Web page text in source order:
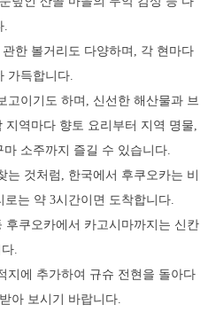
한 볼거리도 다양하며, 각 현마다
가득합니다.
고이기도 하며, 신선한 해산물과 브
역마다 향토 요리부터 지역 명물,
소주까지 즐길 수 있습니다.
는 것처럼, 한국에서 후쿠오카는 비
는 약 3시간이면 도착합니다.
후쿠오카에서 카고시마까지는 신칸
.
지에 추가하여 규슈 전현을 돌아다
아 보시기 바랍니다.